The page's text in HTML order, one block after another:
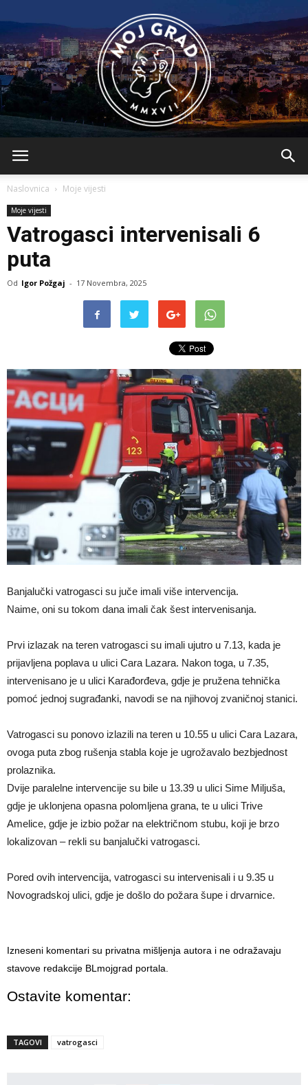
Naslovnica Moje vijesti
Moje vijesti
Vatrogasci intervenisali 6
puta
Od Igor Požgaj - 17 Novembra, 2025
Banjalučki vatrogasci su juče imali više intervencija.
Naime, oni su tokom dana imali čak šest intervenisanja.
Prvi izlazak na teren vatrogasci su imali ujutro u 7.13, kada je
prijavljena poplava u ulici Cara Lazara. Nakon toga, u 7.35,
intervenisano je u ulici Karađorđeva, gdje je pružena tehnička
pomoć jednoj sugrađanki, navodi se na njihovoj zvaničnoj stanici.
Vatrogasci su ponovo izlazili na teren u 10.55 u ulici Cara Lazara,
ovoga puta zbog rušenja stabla koje je ugrožavalo bezbjednost
prolaznika.
Dvije paralelne intervencije su bile u 13.39 u ulici Sime Miljuša,
gdje je uklonjena opasna polomljena grana, te u ulici Trive
Amelice, gdje je izbio požar na električnom stubu, koji je brzo
lokalizovan – rekli su banjalučki vatrogasci.
Pored ovih intervencija, vatrogasci su intervenisali i u 9.35 u
Novogradskoj ulici, gdje je došlo do požara šupe i drvarnice.
Izneseni komentari su privatna mišljenja autora i ne odražavaju
stavove redakcije BLmojgrad portala.
Ostavite komentar:
TAGOVI vatrogasci